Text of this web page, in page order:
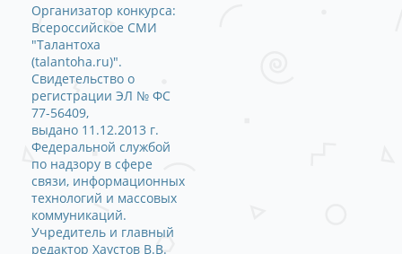
Организатор конкурса:
Всероссийское СМИ
"Талантоха
(talantoha.ru)".
Свидетельство о
регистрации ЭЛ № ФС
77-56409,
выдано 11.12.2013 г.
Федеральной службой
по надзору в сфере
связи, информационных
технологий и массовых
коммуникаций.
Учредитель и главный
редактор Хаустов В.В.